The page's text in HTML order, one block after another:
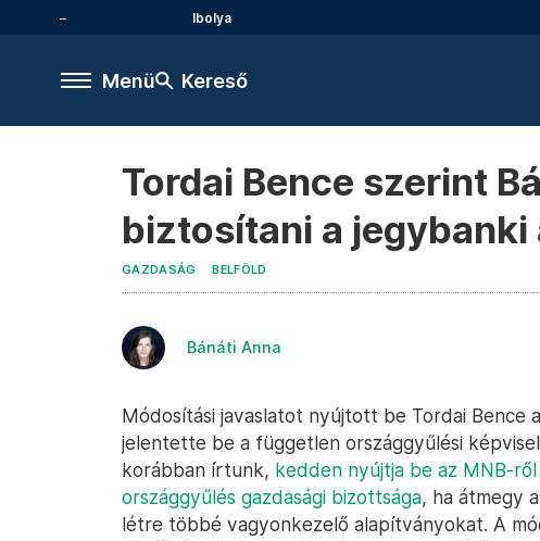
Ibolya
Menü Kereső
Tordai Bence szerint
biztosítani a
GAZDASÁG BELFÖLD
Bánáti Anna
Módosítási javaslatot nyújtott be Tordai Bence
jelentette be a független országgyűlési
korábban írtunk, kedden nyújtja be az MNB-
országgyűlés gazdasági bizottsága, ha átmegy
létre többé vagyonkezelő alapítványokat. A